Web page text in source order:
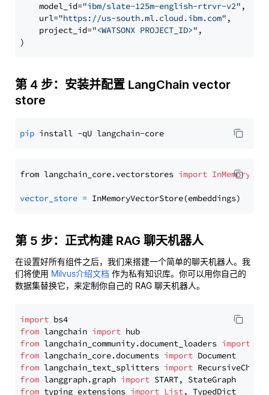
    model_id=
"ibm/slate-125m-english-rtrvr-v2" ,
    url=
"https://us-south.ml.cloud.ibm.com" ,
    project_id=
"<WATSONX PROJECT_ID>" ,
第 4 步：安装并配置 LangChain vector
store
pip
from langchain_core.vectorstores import
vector_store =
第 5 步：正式构建 RAG 聊天机器人
在设置好所有组件之后，我们来搭建一个简单的聊天机器人。我
们将使用 Milvus介绍文档 作为私有知识库。你可以用你自己的
数据集替换它，来定制你自己的 RAG 聊天机器人。
import
from langchain import
from langchain_community.document_loaders import
from langchain_core.documents import
from langchain_text_splitters import
from langgraph.graph import
from typing_extensions import List, TypedDict